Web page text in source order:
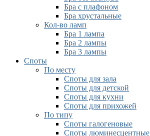
Бра с плафоном
Бра хрустальные
Кол-во ламп
Бра 1 лампа
Бра 2 лампы
Бра 3 лампы
Споты
По месту
Споты для зала
Споты для детской
Споты для кухни
Споты для прихожей
По типу
Споты галогеновые
Споты люминесцентные